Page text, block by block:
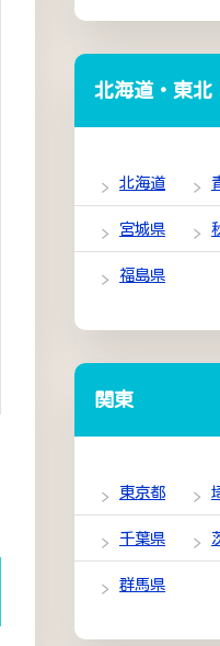
北海道・東北
北海道
宮城県
福島県
関東
東京都
千葉県
群馬県